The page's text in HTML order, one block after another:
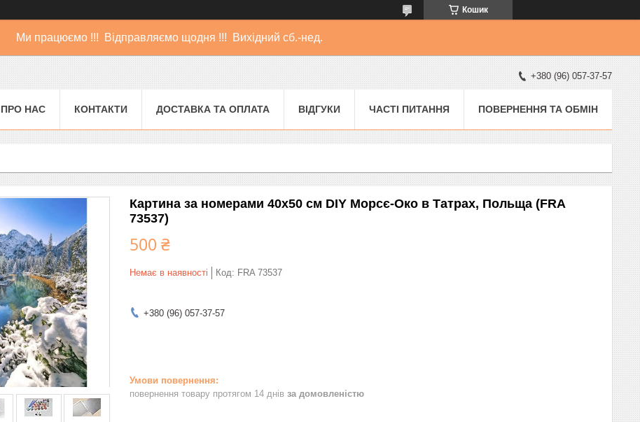
Кошик
Ми працюємо !!! Відправляємо щодня !!! Вихідний сб.-нед.
+380 (96) 057-37-57
ПРО НАС КОНТАКТИ ДОСТАВКА ТА ОПЛАТА ВІДГУКИ ЧАСТІ ПИТАННЯ ПОВЕРНЕННЯ ТА ОБМІН
Картина за номерами 40x50 см DIY Морсє-Око в Татрах, Польща (FRA
73537)
500 ₴
Немає в наявності Код: FRA 73537
+380 (96) 057-37-57
повернення товару протягом 14 днів за домовленістю